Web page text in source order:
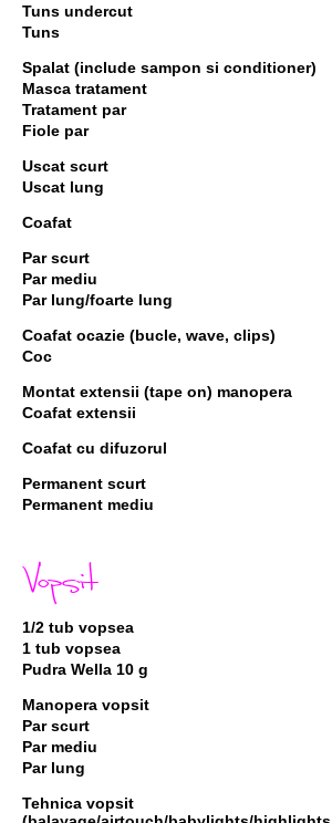
Tuns undercut
Tuns
Spalat (include sampon si conditioner)
Masca tratament
Tratament par
Fiole par
Uscat scurt
Uscat lung
Coafat
Par scurt
Par mediu
Par lung/foarte lung
Coafat ocazie (bucle, wave, clips)
Coc
Montat extensii (tape on) manopera
Coafat extensii
Coafat cu difuzorul
Permanent scurt
Permanent mediu
Vopsit
1/2 tub vopsea
1 tub vopsea
Pudra Wella 10 g
Manopera vopsit
Par scurt
Par mediu
Par lung
Tehnica vopsit